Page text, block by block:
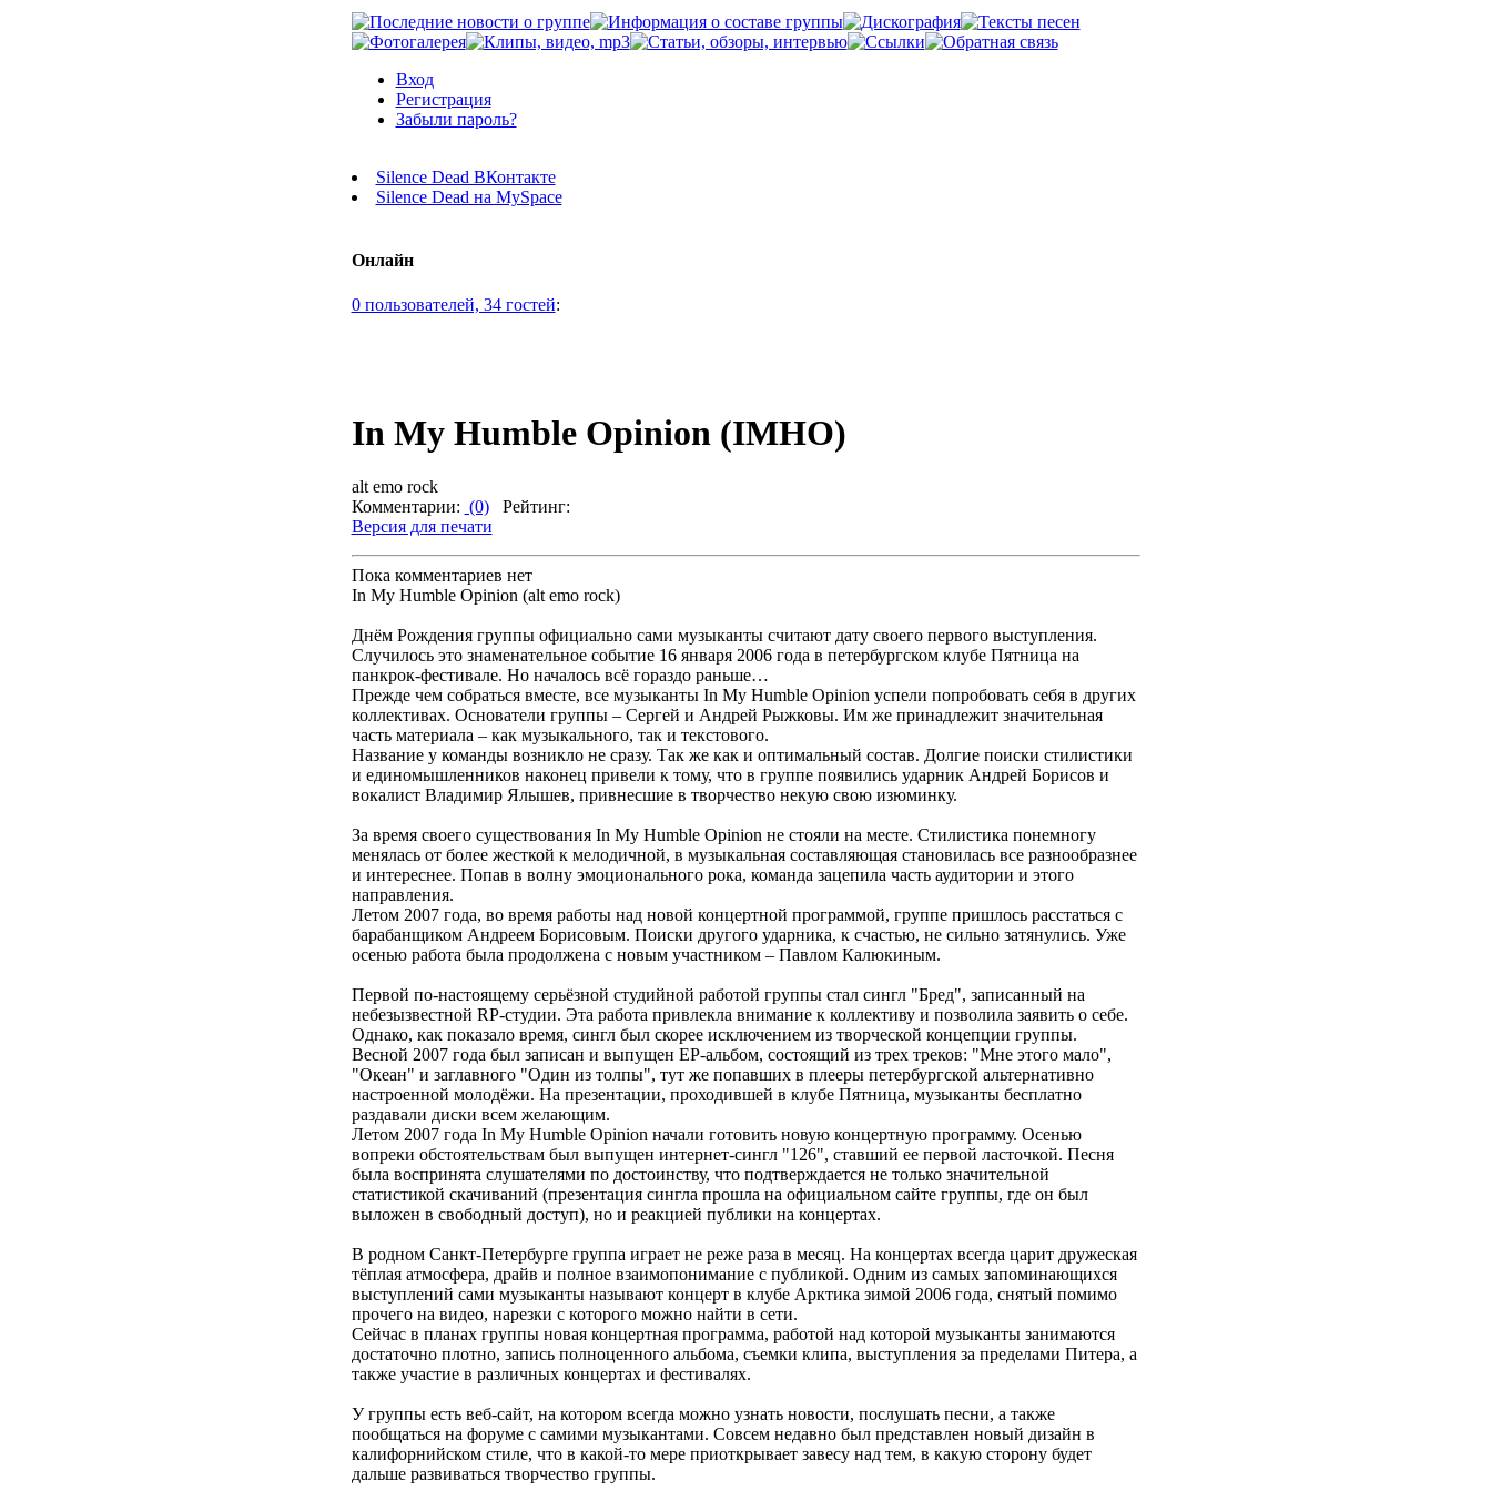
Вход
Регистрация
Забыли пароль?
Silence Dead ВКонтакте
Silence Dead на MySpace
Онлайн
0 пользователей, 34 гостей:
In My Humble Opinion (IMHO)
alt emo rock
Комментарии: (0)Рейтинг:
Версия для печати
Пока комментариев нет
In My Humble Opinion (alt emo rock)
Днём Рождения группы официально сами музыканты считают дату своего первого выступления.
Случилось это знаменательное событие 16 января 2006 года в петербургском клубе Пятница на
панкрок-фестивале. Но началось всё гораздо раньше…
Прежде чем собраться вместе, все музыканты In My Humble Opinion успели попробовать себя в других
коллективах. Основатели группы – Сергей и Андрей Рыжковы. Им же принадлежит значительная
часть материала – как музыкального, так и текстового.
Название у команды возникло не сразу. Так же как и оптимальный состав. Долгие поиски стилистики
и единомышленников наконец привели к тому, что в группе появились ударник Андрей Борисов и
вокалист Владимир Ялышев, привнесшие в творчество некую свою изюминку.
За время своего существования In My Humble Opinion не стояли на месте. Стилистика понемногу
менялась от более жесткой к мелодичной, в музыкальная составляющая становилась все разнообразнее
и интереснее. Попав в волну эмоционального рока, команда зацепила часть аудитории и этого
направления.
Летом 2007 года, во время работы над новой концертной программой, группе пришлось расстаться с
барабанщиком Андреем Борисовым. Поиски другого ударника, к счастью, не сильно затянулись. Уже
осенью работа была продолжена с новым участником – Павлом Калюкиным.
Первой по-настоящему серьёзной студийной работой группы стал сингл "Бред", записанный на
небезызвестной RP-студии. Эта работа привлекла внимание к коллективу и позволила заявить о себе.
Однако, как показало время, сингл был скорее исключением из творческой концепции группы.
Весной 2007 года был записан и выпущен ЕР-альбом, состоящий из трех треков: "Мне этого мало",
"Океан" и заглавного "Один из толпы", тут же попавших в плееры петербургской альтернативно
настроенной молодёжи. На презентации, проходившей в клубе Пятница, музыканты бесплатно
раздавали диски всем желающим.
Летом 2007 года In My Humble Opinion начали готовить новую концертную программу. Осенью
вопреки обстоятельствам был выпущен интернет-сингл "126", ставший ее первой ласточкой. Песня
была воспринята слушателями по достоинству, что подтверждается не только значительной
статистикой скачиваний (презентация сингла прошла на официальном сайте группы, где он был
выложен в свободный доступ), но и реакцией публики на концертах.
В родном Санкт-Петербурге группа играет не реже раза в месяц. На концертах всегда царит дружеская
тёплая атмосфера, драйв и полное взаимопонимание с публикой. Одним из самых запоминающихся
выступлений сами музыканты называют концерт в клубе Арктика зимой 2006 года, снятый помимо
прочего на видео, нарезки с которого можно найти в сети.
Сейчас в планах группы новая концертная программа, работой над которой музыканты занимаются
достаточно плотно, запись полноценного альбома, съемки клипа, выступления за пределами Питера, а
также участие в различных концертах и фестивалях.
У группы есть веб-сайт, на котором всегда можно узнать новости, послушать песни, а также
пообщаться на форуме с самими музыкантами. Совсем недавно был представлен новый дизайн в
калифорнийском стиле, что в какой-то мере приоткрывает завесу над тем, в какую сторону будет
дальше развиваться творчество группы.